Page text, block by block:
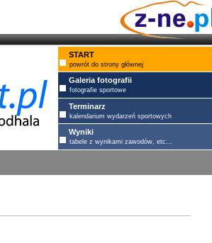
START
powrót do strony głównej
Galeria fotografii
fotografie sportowe
Terminarz
kalendarium wydarzeń sportowych
Wyniki
tabele z wynikami zawodów, etc...